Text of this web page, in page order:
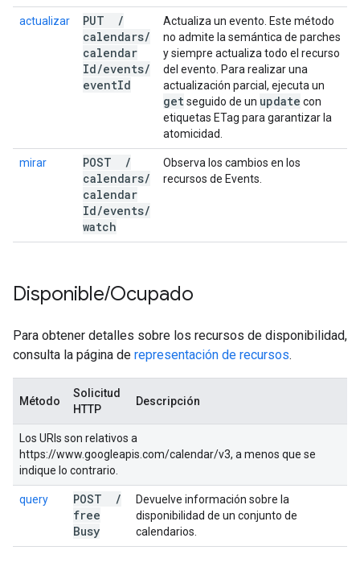
actualizar PUT
/
calendars/
calendar
Id/events/
eventId
Actualiza un evento. Este método
no admite la semántica de parches
y siempre actualiza todo el recurso
del evento. Para realizar una
actualización parcial, ejecuta un
getseguido de un update con
etiquetas ETag para garantizar la
atomicidad.
mirar POST
/
calendars/
calendar
Id/events/
watch
Observa los cambios en los
recursos de Events.
Disponible/Ocupado
Para obtener detalles sobre los recursos de disponibilidad,
consulta la página de representación de recursos.
Método
Solicitud
HTTP
Descripción
Los URIs son relativos a
https://www.googleapis.com/calendar/v3, a menos que se
indique lo contrario.
query POST
/
free
Busy
Devuelve información sobre la
disponibilidad de un conjunto de
calendarios.